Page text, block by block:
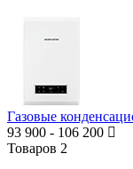
Газовые
93 900 - 106 200
Товаров 2